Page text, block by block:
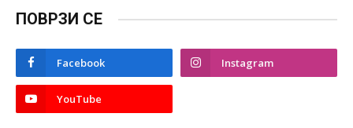
ПОВРЗИ СЕ
Facebook Instagram
YouTube